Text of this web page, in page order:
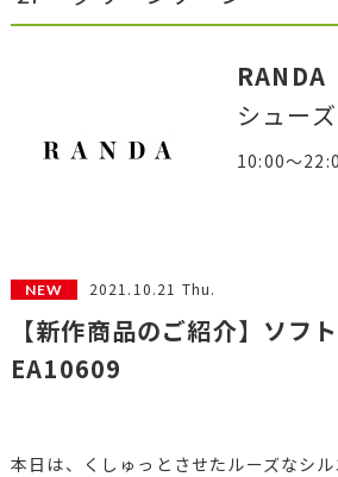
RANDA
シューズ
10:00～
2021.10.21 Thu.
【新作商品のご紹介】ソフ
EA10609
本日は、くしゅっとさせたルーズなシ